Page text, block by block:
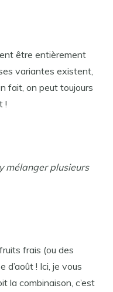
être entièrement
variantes existent,
fait, on peut toujours
!
mélanger plusieurs
frais (ou des
d’août ! Ici, je vous
la combinaison, c’est